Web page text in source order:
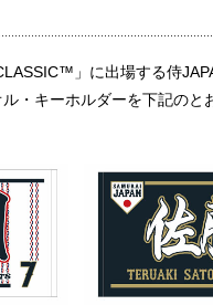
」に出場する侍
・キーホルダーを下記の